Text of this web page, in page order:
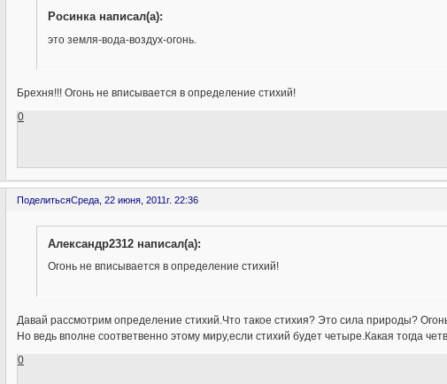
Росинка написал(а):
это земля-вода-воздух-огонь.
Брехня!!! Огонь не вписывается в определение стихий!
0
ПоделитьсяСреда, 22 июня, 2011г. 22:36
Александр2312 написал(а):
Огонь не вписывается в определение стихий!
Давай рассмотрим определение стихий.Что такое стихия? Это сила природы?
Но ведь вполне соответвенно этому миру,если стихий будет четыре.Какая тогда
0